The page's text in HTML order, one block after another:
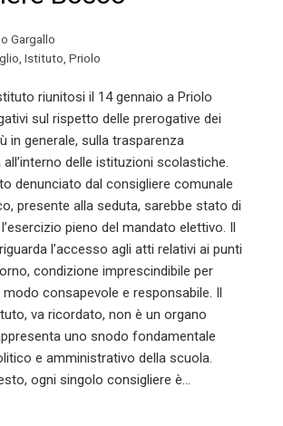
Gargallo
Istituto Priolo
riunitosi il 14 gennaio a Priolo
sul rispetto delle prerogative dei
in generale, sulla trasparenza
delle istituzioni scolastiche.
denunciato dal consigliere comunale
presente alla seduta, sarebbe stato di
pieno del mandato elettivo. Il
l’accesso agli atti relativi ai punti
condizione imprescindibile per
consapevole e responsabile. Il
va ricordato, non è un organo
uno snodo fondamentale
e amministrativo della scuola.
ogni singolo consigliere è…